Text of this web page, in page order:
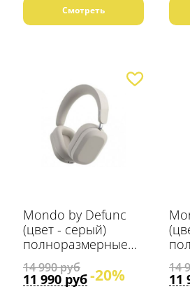
Смотреть
Mondo by Defunc
(цвет - серый)
полноразмерные
Bluetooth наушники
11 990 руб
14 990 руб -20% 11
14